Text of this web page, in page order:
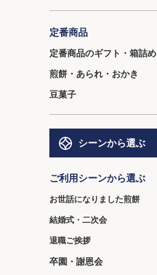
定番商品
定番商品のギフト・箱詰め
煎餅・あられ・おかき
豆菓子
シーンから選ぶ
ご利用シーンから選ぶ
お世話になりました煎餅
結婚式・二次会
退職ご挨拶
卒園・謝恩会